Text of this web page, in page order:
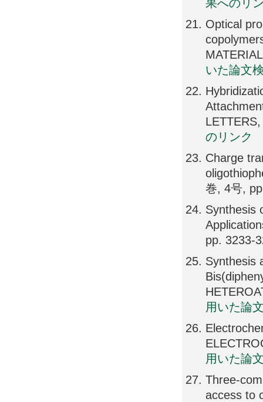
果へのリ
Optical
いた論文
のリンク
Charge
巻, 4号,
Synthesis
pp. 3233-
Synthesis
用いた論
用いた論
Three-
access to